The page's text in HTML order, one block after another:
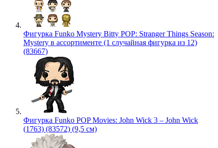
Фигурка Funko Mystery Bitty POP: Stranger Things Season:
Mystery в ассортименте (1 случайная фигурка из 12)
(83667)
Фигурка Funko POP Movies: John Wick 3 – John Wick
(1763) (83572) (9,5 см)